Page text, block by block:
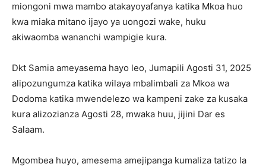
miongoni mwa mambo atakayoyafanya katika Mkoa huo
kwa miaka mitano ijayo ya uongozi wake, huku
akiwaomba wananchi wampigie kura.
Dkt Samia ameyasema hayo leo, Jumapili Agosti 31, 2025
alipozungumza katika wilaya mbalimbali za Mkoa wa
Dodoma katika mwendelezo wa kampeni zake za kusaka
kura alizozianza Agosti 28, mwaka huu, jijini Dar es
Salaam.
Mgombea huyo, amesema amejipanga kumaliza tatizo la